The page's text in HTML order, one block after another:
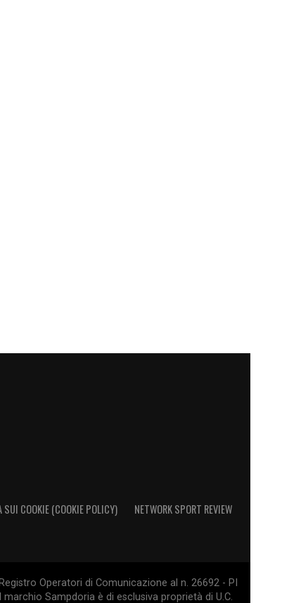
SUI COOKIE (COOKIE POLICY) NETWORK SPORT REVIEW
Operatori di Comunicazione al n. 26692 - PI
Sampdoria è di esclusiva proprietà di U.C.